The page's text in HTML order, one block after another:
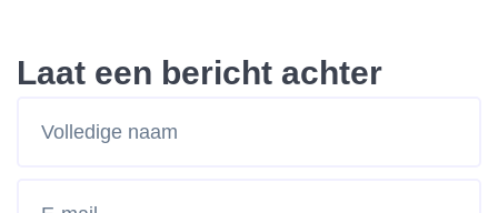
Laat een bericht achter